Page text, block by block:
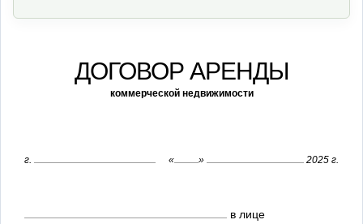
ДОГОВОР АРЕНДЫ
коммерческой недвижимости
г. « » 2025 г.
в лице